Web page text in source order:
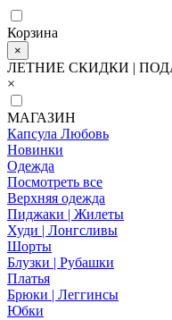
Корзина
×
ЛЕТНИЕ СКИДКИ |
×
МАГАЗИН
Капсула Любовь
Новинки
Одежда
Посмотреть все
Верхняя одежда
Пиджаки | Жилеты
Худи | Лонгсливы
Шорты
Блузки | Рубашки
Платья
Брюки | Леггинсы
Юбки